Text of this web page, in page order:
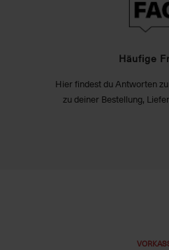
Häufige
Hier findest du Antworten
zu deiner Bestellung,